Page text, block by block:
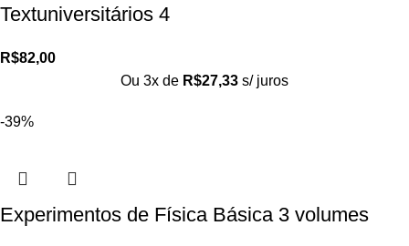
Textuniversitários 4
R$82,00
Ou 3x de R$27,33 s/ juros
-39%
Experimentos de Física Básica 3 volumes